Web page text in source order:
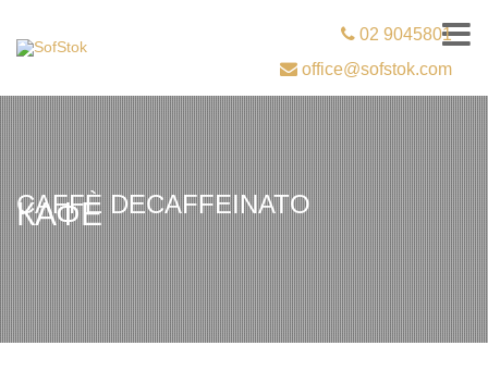
02 9045801
office@sofstok.com
КАФЕ
CAFFÈ DECAFFEINATO